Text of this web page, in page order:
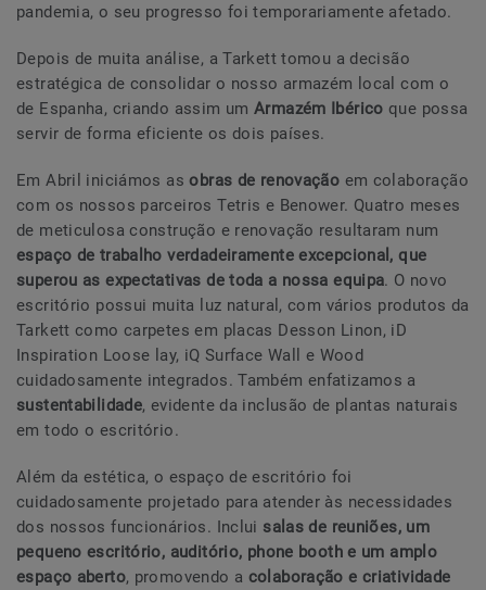
pandemia, o seu progresso foi temporariamente afetado.
Depois de muita análise, a Tarkett tomou a decisão
estratégica de consolidar o nosso armazém local com o
de Espanha, criando assim umArmazém Ibérico que possa
servir de forma eficiente os dois países.
Em Abril iniciámos asobras de renovação em colaboração
com os nossos parceiros Tetris e Benower. Quatro meses
de meticulosa construção e renovação resultaram num
espaço de trabalho verdadeiramente excepcional, que
superou as expectativas de toda a nossa equipa. O novo
escritório possui muita luz natural, com vários produtos da
Tarkett como carpetes em placas Desson Linon, iD
Inspiration Loose lay, iQ Surface Wall e Wood
cuidadosamente integrados. Também enfatizamos a
sustentabilidade, evidente da inclusão de plantas naturais
em todo o escritório.
Além da estética, o espaço de escritório foi
cuidadosamente projetado para atender às necessidades
dos nossos funcionários. Inclui salas de reuniões, um
pequeno escritório, auditório, phone booth e um amplo
espaço aberto, promovendo a colaboração e criatividade